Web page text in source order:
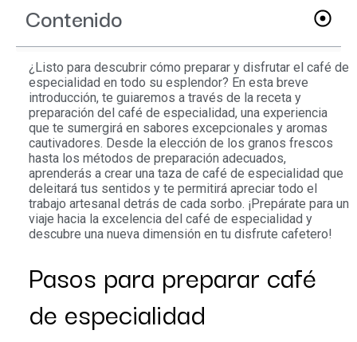
Contenido
¿Listo para descubrir cómo preparar y disfrutar el café de
especialidad en todo su esplendor? En esta breve
introducción, te guiaremos a través de la receta y
preparación del café de especialidad, una experiencia
que te sumergirá en sabores excepcionales y aromas
cautivadores. Desde la elección de los granos frescos
hasta los métodos de preparación adecuados,
aprenderás a crear una taza de café de especialidad que
deleitará tus sentidos y te permitirá apreciar todo el
trabajo artesanal detrás de cada sorbo. ¡Prepárate para un
viaje hacia la excelencia del café de especialidad y
descubre una nueva dimensión en tu disfrute cafetero!
Pasos para preparar café
de especialidad